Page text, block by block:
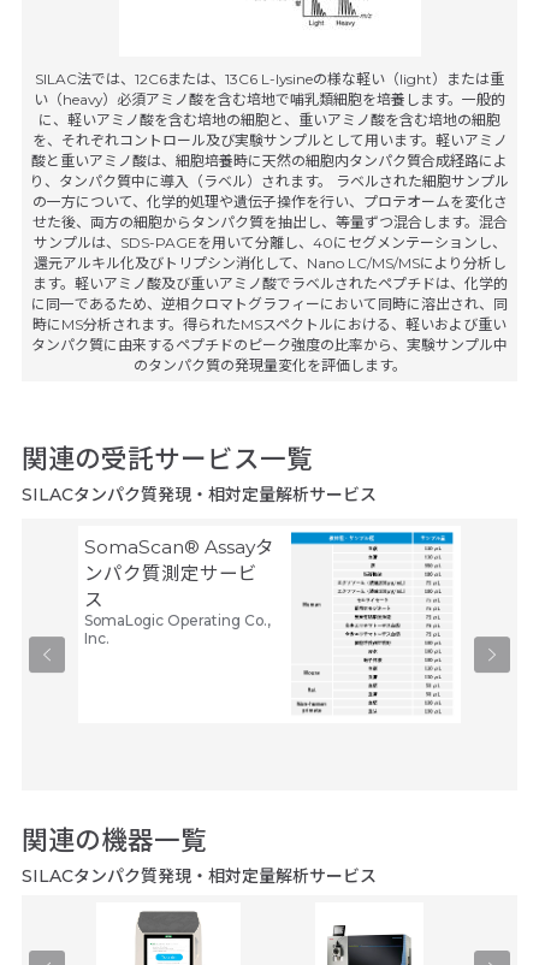
SILAC法では、12C6または、13C6 L-lysineの様な軽い（light）または重
い（heavy）必須アミノ酸を含む培地で哺乳類細胞を培養します。一般的
に、軽いアミノ酸を含む培地の細胞と、重いアミノ酸を含む培地の細胞
を、それぞれコントロール及び実験サンプルとして用います。軽いアミノ
酸と重いアミノ酸は、細胞培養時に天然の細胞内タンパク質合成経路によ
り、タンパク質中に導入（ラベル）されます。 ラベルされた細胞サンプル
の一方について、化学的処理や遺伝子操作を行い、プロテオームを変化さ
せた後、両方の細胞からタンパク質を抽出し、等量ずつ混合します。混合
サンプルは、SDS-PAGEを用いて分離し、40にセグメンテーションし、
還元アルキル化及びトリプシン消化して、Nano LC/MS/MSにより分析し
ます。軽いアミノ酸及び重いアミノ酸でラベルされたペプチドは、化学的
に同一であるため、逆相クロマトグラフィーにおいて同時に溶出され、同
時にMS分析されます。得られたMSスペクトルにおける、軽いおよび重い
タンパク質に由来するペプチドのピーク強度の比率から、実験サンプル中
のタンパク質の発現量変化を評価します。
関連の受託サービス一覧
SILACタンパク質発現・相対定量解析サービス
SomaScan® Assayタ
ンパク質測定サービ
ス
SomaLogic Operating Co.,
Inc.
関連の機器一覧
SILACタンパク質発現・相対定量解析サービス